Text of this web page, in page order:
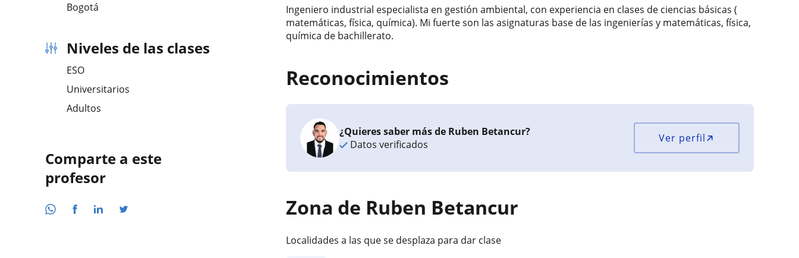
Bogotá
Niveles de las clases
ESO
Universitarios
Adultos
Comparte a este
profesor
Ingeniero industrial especialista en gestión ambiental, con experiencia en clases de ciencias básicas (
matemáticas, física, química). Mi fuerte son las asignaturas base de las ingenierías y matemáticas, física,
química de bachillerato.
Reconocimientos
¿Quieres saber más de Ruben Betancur?
Datos verificados
Ver perfil
Zona de Ruben Betancur
Localidades a las que se desplaza para dar clase